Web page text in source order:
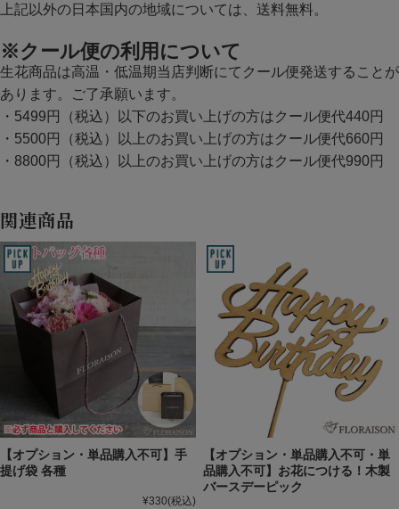
上記以外の日本国内の地域については、送料無料。
※クール便の利用について
生花商品は高温・低温期当店判断にてクール便発送することが
あります。ご了承願います。
・5499円（税込）以下のお買い上げの方はクール便代440円
・5500円（税込）以上のお買い上げの方はクール便代660円
・8800円（税込）以上のお買い上げの方はクール便代990円
関連商品
【オプション・単品購入不可】手
提げ袋 各種
¥330(税込)
【オプション・単品購入不可・単
品購入不可】お花につける！木製
バースデーピック